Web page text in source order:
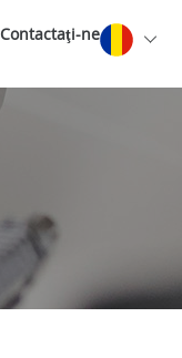
Contactaţi-ne